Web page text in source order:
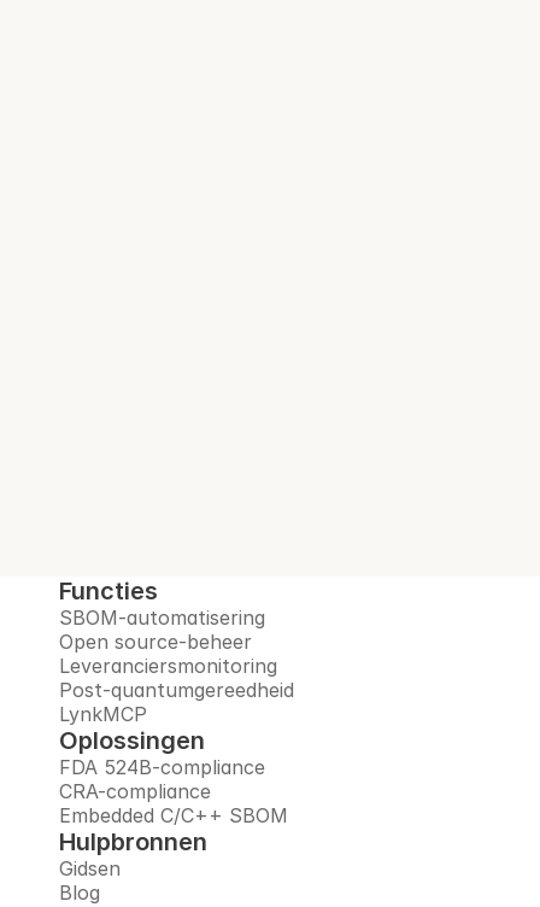
Functies
SBOM-automatisering
Open source-beheer
Leveranciersmonitoring
Post-quantumgereedheid
LynkMCP
Oplossingen
FDA 524B-compliance
CRA-compliance
Embedded C/C++ SBOM
Hulpbronnen
Gidsen
Blog